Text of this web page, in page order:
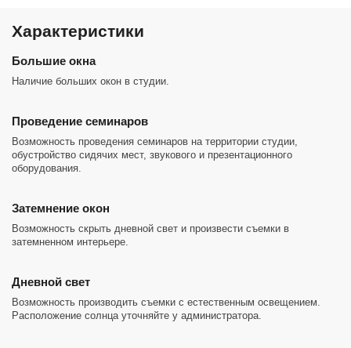
Характеристики
Большие окна
Наличие больших окон в студии.
Проведение семинаров
Возможность проведения семинаров на территории студии,
обустройство сидячих мест, звукового и презентационного
оборудования.
Затемнение окон
Возможность скрыть дневной свет и произвести съемки в
затемненном интерьере.
Дневной свет
Возможность производить съемки с естественным освещением.
Расположение солнца уточняйте у администратора.